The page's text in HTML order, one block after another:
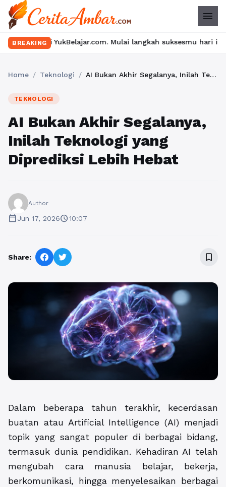
menu
BREAKING Mulai langkah suksesmu hari ini! • Mau lulus?
Home / Teknologi / AI Bukan Akhir Segalanya, Inilah Teknologi yang Diprediksi Lebih Hebat
TEKNOLOGI
AI Bukan Akhir Segalanya,
Inilah Teknologi yang
Diprediksi Lebih Hebat
Author
calendar_todayJun 17, 2026schedule10:07
Share: bookmark_border
Dalam beberapa tahun terakhir, kecerdasan
buatan atau Artificial Intelligence (AI) menjadi
topik yang sangat populer di berbagai bidang,
termasuk dunia pendidikan. Kehadiran AI telah
mengubah cara manusia belajar, bekerja,
berkomunikasi, hingga menyelesaikan berbagai